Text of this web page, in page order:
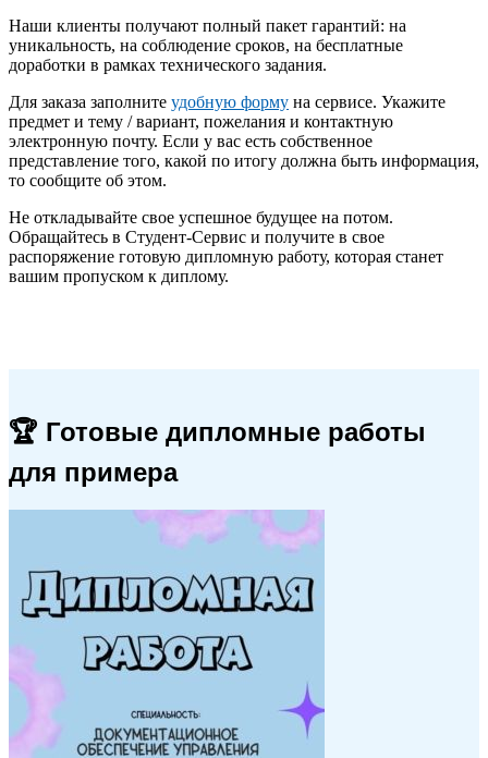
Наши клиенты получают полный пакет гарантий: на
уникальность, на соблюдение сроков, на бесплатные
доработки в рамках технического задания.
Для заказа заполните удобную форму на сервисе. Укажите
предмет и тему / вариант, пожелания и контактную
электронную почту. Если у вас есть собственное
представление того, какой по итогу должна быть информация,
то сообщите об этом.
Не откладывайте свое успешное будущее на потом.
Обращайтесь в Студент-Сервис и получите в свое
распоряжение готовую дипломную работу, которая станет
вашим пропуском к диплому.
🏆 Готовые дипломные работы
для примера